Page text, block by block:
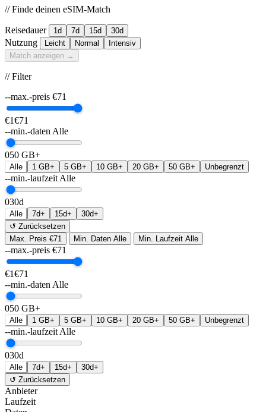
// Finde deinen eSIM-Match
Reisedauer 1d 7d 15d 30d
Nutzung Leicht Normal
Intensiv
Match anzeigen →
// Filter
--max.-preis €71
€1€71
--min.-daten Alle
050 GB+
Alle 1 GB+ 5 GB+ 10 GB+ 20 GB+ 50 GB+ Unbegrenzt
--min.-laufzeit Alle
030d
Alle 7d+ 15d+
30d+
↺ Zurücksetzen
Max. Preis €71 Min. Daten Alle Min. Laufzeit Alle
--max.-preis €71
€1€71
--min.-daten Alle
050 GB+
Alle 1 GB+ 5 GB+ 10 GB+ 20 GB+ 50 GB+ Unbegrenzt
--min.-laufzeit Alle
030d
Alle 7d+ 15d+
30d+
↺ Zurücksetzen
Anbieter
Laufzeit